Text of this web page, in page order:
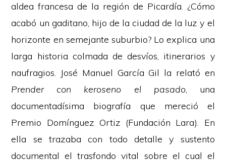
aldea francesa de la región de Picardía. ¿Cómo
acabó un gaditano, hijo de la ciudad de la luz y el
horizonte en semejante suburbio? Lo explica una
larga historia colmada de desvíos, itinerarios y
naufragios. José Manuel García Gil la relató en
Prender con keroseno el pasado, una
documentadísima biografía que mereció el
Premio Domínguez Ortiz (Fundación Lara). En
ella se trazaba con todo detalle y sustento
documental el trasfondo vital sobre el cual el